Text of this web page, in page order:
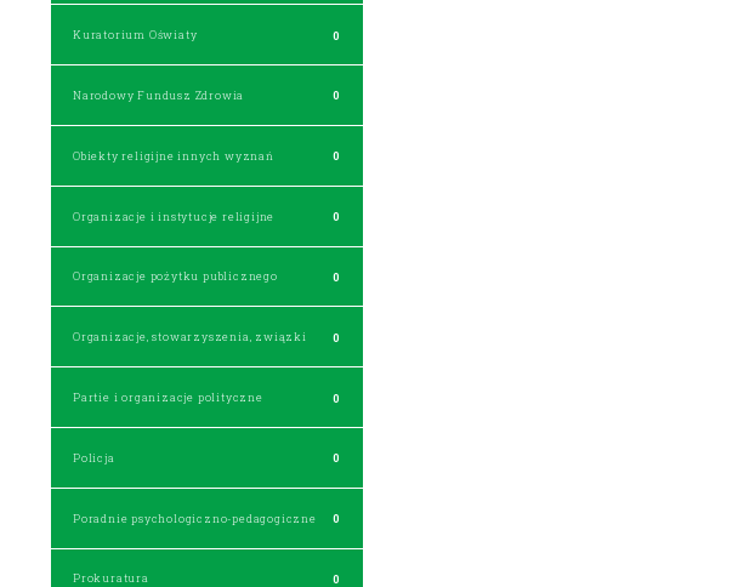
Kuratorium Oświaty 0
Narodowy Fundusz Zdrowia 0
Obiekty religijne innych wyznań 0
Organizacje i instytucje religijne 0
Organizacje pożytku publicznego 0
Organizacje, stowarzyszenia, związki 0
Partie i organizacje polityczne 0
Policja 0
Poradnie psychologiczno-pedagogiczne 0
Prokuratura 0